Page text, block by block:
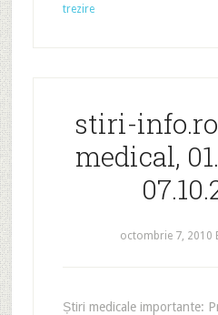
trezire
stiri-
medical,
octombrie 7, 2010
Știri medicale importante: